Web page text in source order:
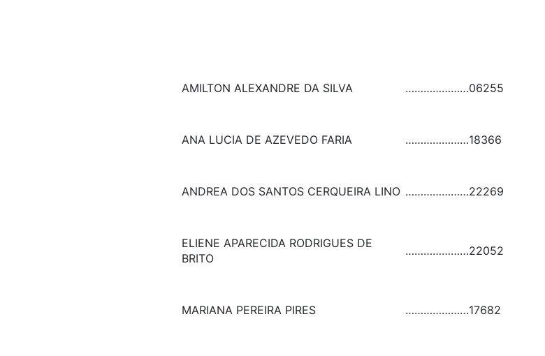
AMILTON ALEXANDRE DA SILVA …………………06255
ANA LUCIA DE AZEVEDO FARIA …………………18366
ANDREA DOS SANTOS CERQUEIRA LINO …………………22269
ELIENE APARECIDA RODRIGUES DE
BRITO
…………………22052
MARIANA PEREIRA PIRES …………………17682